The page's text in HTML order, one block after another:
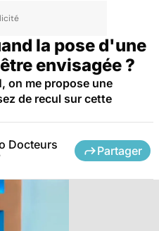
la pose d'une
envisagée ?
on me propose une
de recul sur cette
Docteurs Partager